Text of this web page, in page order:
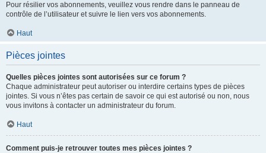
Pour résilier vos abonnements, veuillez vous rendre dans le panneau de
contrôle de l’utilisateur et suivre le lien vers vos abonnements.
Haut
Pièces jointes
Quelles pièces jointes sont autorisées sur ce forum ?
Chaque administrateur peut autoriser ou interdire certains types de pièces
jointes. Si vous n’êtes pas certain de savoir ce qui est autorisé ou non, nous
vous invitons à contacter un administrateur du forum.
Haut
Comment puis-je retrouver toutes mes pièces jointes ?